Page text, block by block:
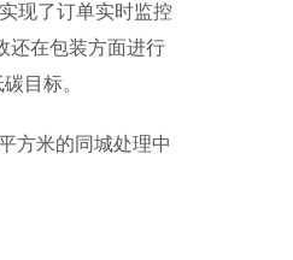
现了订单实时监控
还在包装方面进行
目标。
方米的同城处理中